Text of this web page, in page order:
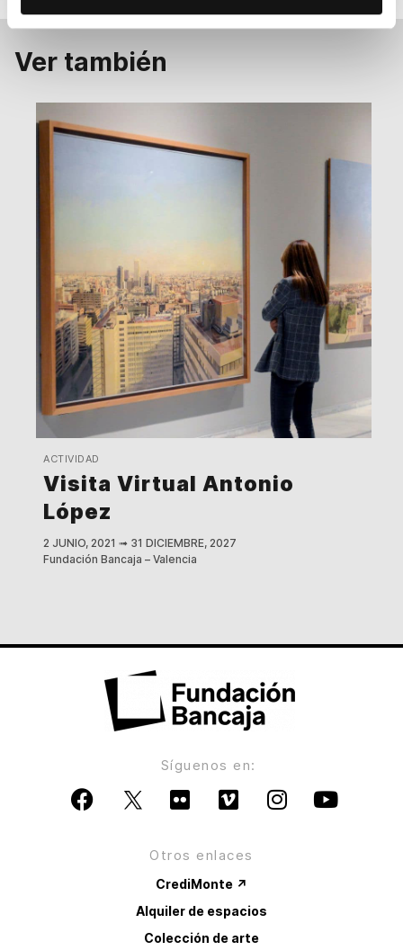
Ver también
ACTIVIDAD
Visita Virtual Antonio
López
2 JUNIO, 2021 ➟ 31 DICIEMBRE, 2027
Fundación Bancaja – Valencia
Síguenos en:
Otros enlaces
CrediMonte ↗
Alquiler de espacios
Colección de arte